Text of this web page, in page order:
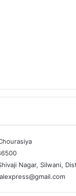
Nagar, Silwani,